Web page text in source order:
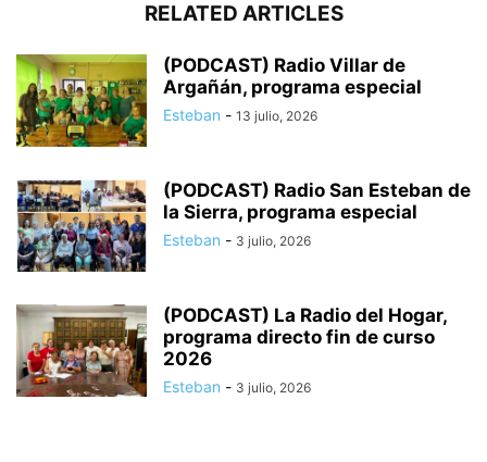
RELATED ARTICLES
(PODCAST) Radio Villar de
Argañán, programa especial
Esteban - 13 julio, 2026
(PODCAST) Radio San Esteban de
la Sierra, programa especial
Esteban - 3 julio, 2026
(PODCAST) La Radio del Hogar,
programa directo fin de curso
2026
Esteban - 3 julio, 2026